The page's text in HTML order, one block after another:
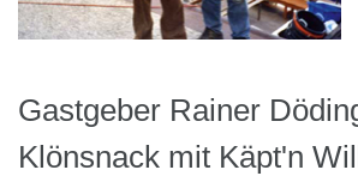
Gastgeber Rainer
Klönsnack mit Käpt'n